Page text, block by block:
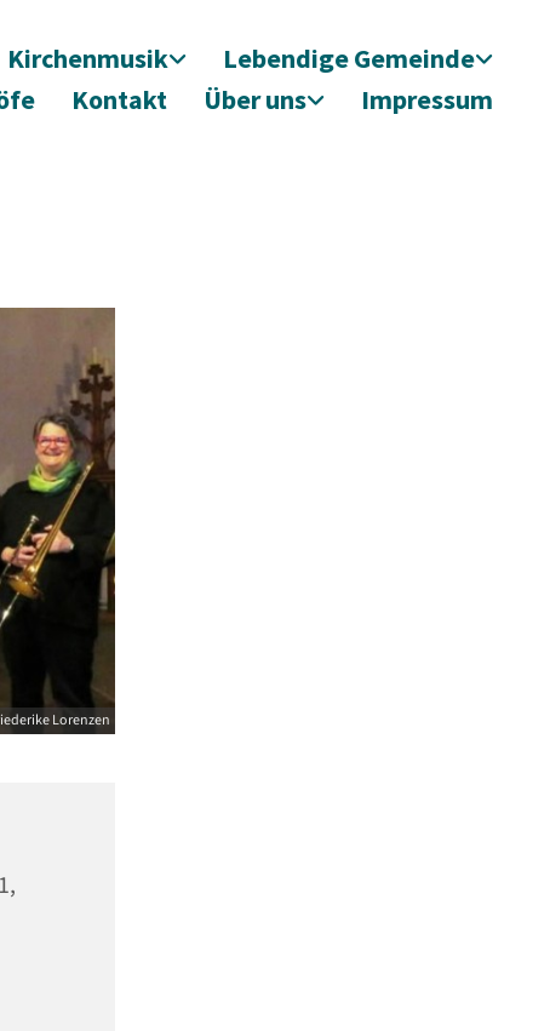
Kirchenmusik
Lebendige Gemeinde
Kontakt Über uns Impressum
Lorenzen